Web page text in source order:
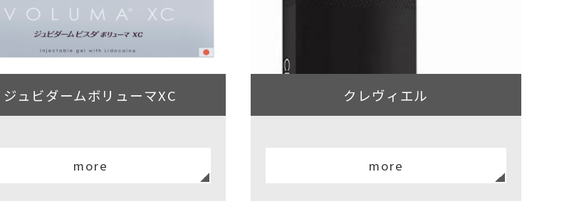
ジュビダームボリューマXC
more
クレヴィエル
more